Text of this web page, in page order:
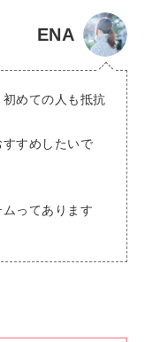
ENA
めての人も抵抗
すめしたいで
ってあります